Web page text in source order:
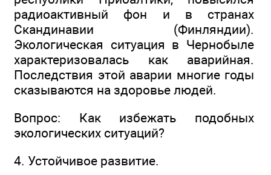
радиоактивный фон и в странах
Скандинавии (Финляндии).
Экологическая ситуация в Чернобыле
характеризовалась как аварийная.
Последствия этой аварии многие годы
сказываются на здоровье людей.
Вопрос: Как избежать подобных
экологических ситуаций?
4. Устойчивое развитие.